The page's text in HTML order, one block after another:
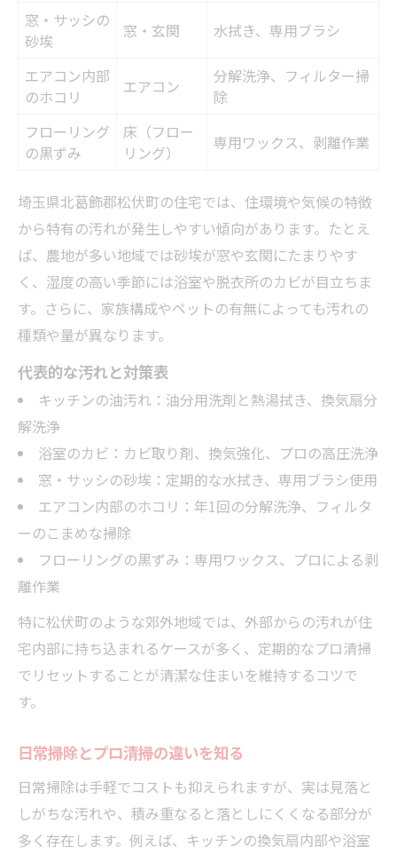
見積もり時に必ず聞くべき質問集
納得できる料金設定のポイント解説
明細書から読み取るサービス内容の違い
窓・サッシの
砂埃
窓・玄関 水拭き、専用ブラシ
エアコン内部
のホコリ
エアコン
分解洗浄、フィルター掃
除
フローリング
の黒ずみ
床（フロー
リング）
専用ワックス、剥離作業
埼玉県北葛飾郡松伏町の住宅では、住環境や気候の特徴
から特有の汚れが発生しやすい傾向があります。たとえ
ば、農地が多い地域では砂埃が窓や玄関にたまりやす
く、湿度の高い季節には浴室や脱衣所のカビが目立ちま
す。さらに、家族構成やペットの有無によっても汚れの
種類や量が異なります。
代表的な汚れと対策表
キッチンの油汚れ：油分用洗剤と熱湯拭き、換気扇分
解洗浄
浴室のカビ：カビ取り剤、換気強化、プロの高圧洗浄
窓・サッシの砂埃：定期的な水拭き、専用ブラシ使用
エアコン内部のホコリ：年1回の分解洗浄、フィルタ
ーのこまめな掃除
フローリングの黒ずみ：専用ワックス、プロによる剥
離作業
特に松伏町のような郊外地域では、外部からの汚れが住
宅内部に持ち込まれるケースが多く、定期的なプロ清掃
でリセットすることが清潔な住まいを維持するコツで
す。
日常掃除とプロ清掃の違いを知る
日常掃除は手軽でコストも抑えられますが、実は見落と
しがちな汚れや、積み重なると落としにくくなる部分が
多く存在します。例えば、キッチンの換気扇内部や浴室